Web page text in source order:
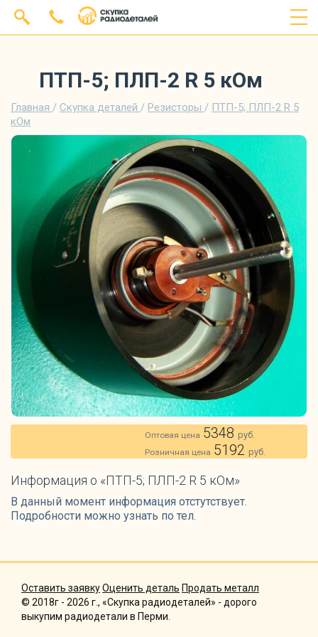
ПТП-5; ПЛП-2 R 5 кОм
Главная / Скупка деталей / Резисторы / ПТП-5; ПЛП-2 R 5
кОм
Оптовая цена 5348руб.
Розничная цена 5192руб.
Информация о «ПТП-5; ПЛП-2 R 5 кОм»
В данный момент информация отстутствует.
Подробности можно узнать по тел.
Оставить заявкуОценить деталь Продать металл
© 2018г - 2026 г., «Скупка радиодеталей» - дорого
выкупим радиодетали в Перми.